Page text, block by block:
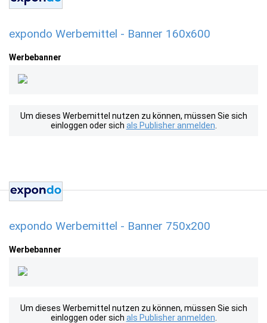
expondo Werbemittel - Banner 160x600
Werbebanner
Um dieses Werbemittel nutzen zu können, müssen Sie sich
einloggen oder sich als Publisher anmelden
expondo Werbemittel - Banner 750x200
Werbebanner
Um dieses Werbemittel nutzen zu können, müssen Sie sich
einloggen oder sich als Publisher anmelden